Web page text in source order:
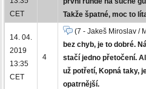
CET
Takže špatné, moc to
14. 04.
2019
13:35
CET
4
(7 - Jakeš Miroslav /
bez chyb, je to dobré.
stačí jedno přetočení.
už potřetí, Kopná taky,
opatrnější.